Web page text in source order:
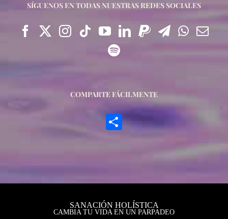
SÍGUENOS EN TODAS NUESTRAS REDES SOCIALES
COMPARTE FÁCILMENTE
Compartir
SANACIÓN HOLÍSTICA
CAMBIA TU VIDA EN UN PARPADEO